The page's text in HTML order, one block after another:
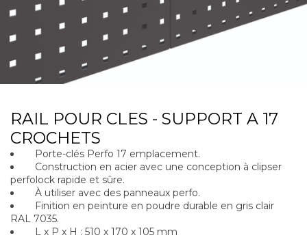
RAIL POUR CLES - SUPPORT A 17
CROCHETS
Porte-clés Perfo 17 emplacement.
Construction en acier avec une conception à clipser
perfolock rapide et sûre.
À utiliser avec des panneaux perfo.
Finition en peinture en poudre durable en gris clair
RAL 7035.
L x P x H : 510 x 170 x 105 mm